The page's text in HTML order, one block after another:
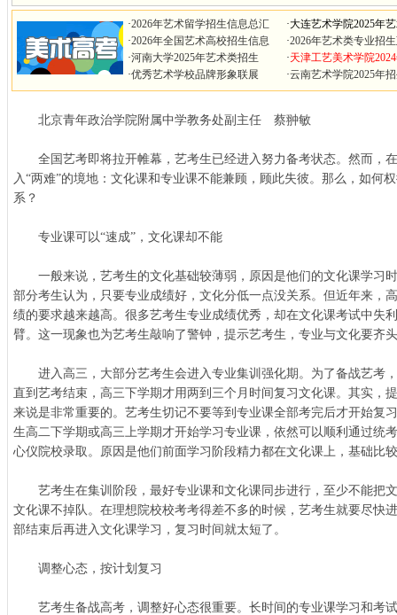
·2026年艺术留学招生信息总汇
·2026年全国艺术高校招生信息
·河南大学2025年艺术类招生
·优秀艺术学校品牌形象联展
·大连艺术学院2025年
·2026年艺术类专业招
·天津工艺美术学院
·云南艺术学院2025年
北京青年政治学院附属中学教务处副主任 蔡翀敏
全国艺考即将拉开帷幕，艺考生已经进入努力备考状态。然而，
入“两难”的境地：文化课和专业课不能兼顾，顾此失彼。那么，如何
系？
专业课可以“速成”，文化课却不能
一般来说，艺考生的文化基础较薄弱，原因是他们的文化课学习
部分考生认为，只要专业成绩好，文化分低一点没关系。但近年来，
绩的要求越来越高。很多艺考生专业成绩优秀，却在文化课考试中失
臂。这一现象也为艺考生敲响了警钟，提示艺考生，专业与文化要齐
进入高三，大部分艺考生会进入专业集训强化期。为了备战艺考
直到艺考结束，高三下学期才用两到三个月时间复习文化课。其实，
来说是非常重要的。艺考生切记不要等到专业课全部考完后才开始复
生高二下学期或高三上学期才开始学习专业课，依然可以顺利通过统
心仪院校录取。原因是他们前面学习阶段精力都在文化课上，基础比
艺考生在集训阶段，最好专业课和文化课同步进行，至少不能把
文化课不掉队。在理想院校校考考得差不多的时候，艺考生就要尽快
部结束后再进入文化课学习，复习时间就太短了。
调整心态，按计划复习
艺考生备战高考，调整好心态很重要。长时间的专业课学习和考